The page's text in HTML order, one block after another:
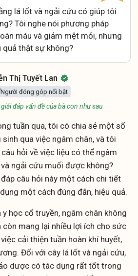
lá lốt và ngải cứu có giúp tôi
Tôi nghe nói phương pháp
máu và giảm mệt mỏi, nhưng
quả thật sự không?
Thị Tuyết Lan
Người đóng góp nổi bật
đáp vấn đề của bà con như sau
tuần qua, tôi có chia sẻ một số
qua việc ngâm chân, và tôi
hỏi về việc liệu có thể ngâm
ngải cứu muối được không?
câu hỏi này một cách chi tiết
một cách đúng đắn, hiệu quả.
học cổ truyền, ngâm chân không
mang lại nhiều lợi ích cho sức
cải thiện tuần hoàn khí huyết,
Đối với cây lá lốt và ngải cứu,
dược có tác dụng rất tốt trong